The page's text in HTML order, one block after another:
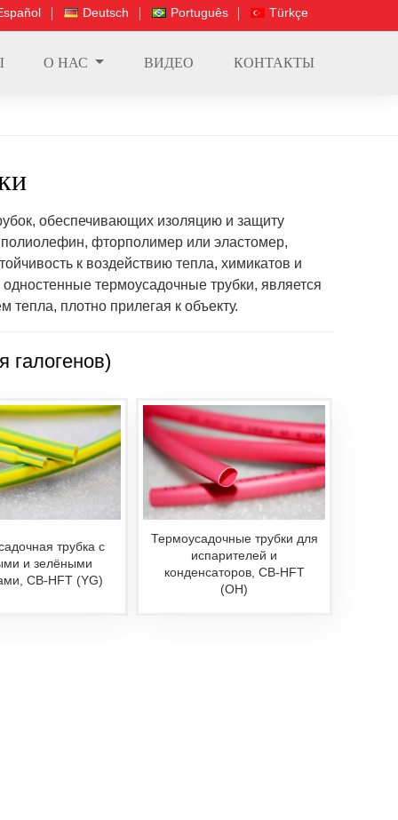
Deutsch Português Türkçe
О НАС ВИДЕО КОНТАКТЫ
обеспечивающих изоляцию и защиту
полиолефин, фторполимер или эластомер,
к воздействию тепла, химикатов и
термоусадочные трубки, является
плотно прилегая к объекту.
галогенов)
трубка с
и зелёными
CB-HFT (YG)
Термоусадочные трубки для
испарителей и
конденсаторов, CB-HFT
(ОН)